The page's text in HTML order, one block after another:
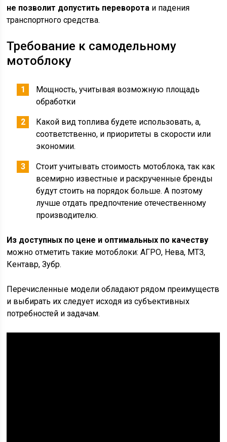
не позволит допустить переворота и падения
транспортного средства.
Требование к самодельному
мотоблоку
Мощность, учитывая возможную площадь
обработки
Какой вид топлива будете использовать, а,
соответственно, и приоритеты в скорости или
экономии.
Стоит учитывать стоимость мотоблока, так как
всемирно известные и раскрученные бренды
будут стоить на порядок больше. А поэтому
лучше отдать предпочтение отечественному
производителю.
Из доступных по цене и оптимальных по качеству
можно отметить такие мотоблоки: АГРО, Нева, МТЗ,
Кентавр, Зубр.
Перечисленные модели обладают рядом преимуществ
и выбирать их следует исходя из субъективных
потребностей и задачам.